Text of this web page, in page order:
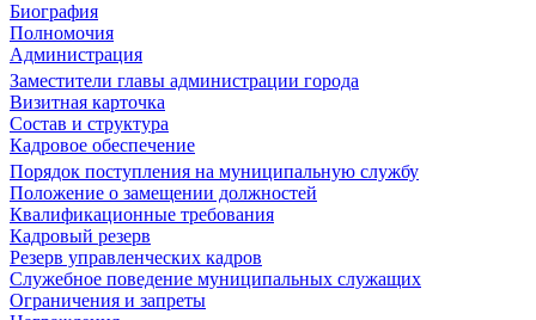
Биография
Полномочия
Администрация
Заместители главы администрации города
Визитная карточка
Состав и структура
Кадровое обеспечение
Порядок поступления на муниципальную службу
Положение о замещении должностей
Квалификационные требования
Кадровый резерв
Резерв управленческих кадров
Служебное поведение муниципальных служащих
Ограничения и запреты